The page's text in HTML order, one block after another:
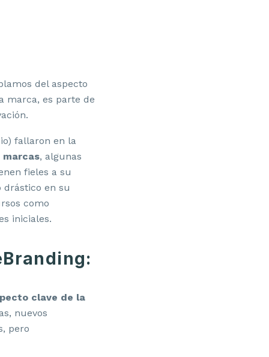
del aspecto
marca, es parte de
fallaron en la
marcas, algunas
fieles a su
drástico en su
como
iniciales.
clave de la
nuevos
pero